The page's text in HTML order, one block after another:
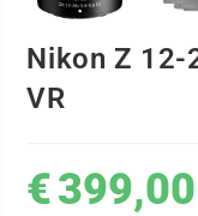
Nikon Z 12-
VR
€399,00